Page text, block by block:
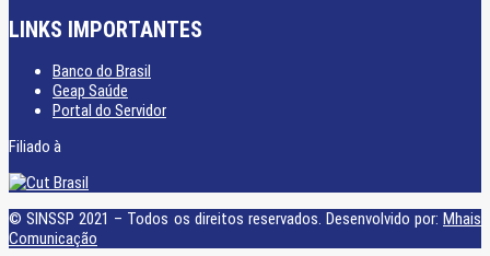
LINKS IMPORTANTES
Banco do Brasil
Geap Saúde
Portal do Servidor
Filiado à
© SINSSP 2021 – Todos os direitos reservados. Desenvolvido por: Mhais
Comunicação